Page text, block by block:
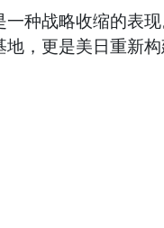
种战略收缩的表
，更是美日重新构